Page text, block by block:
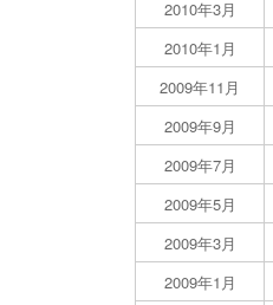
2010年3月
2010年1月
2009年11月
2009年9月
2009年7月
2009年5月
2009年3月
2009年1月